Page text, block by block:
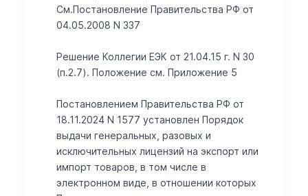
См.Постановление Правительства РФ от
04.05.2008 N 337
Решение Коллегии ЕЭК от 21.04.15 г. N 30
(п.2.7). Положение см. Приложение 5
Постановлением Правительства РФ от
18.11.2024 N 1577 установлен Порядок
выдачи генеральных, разовых и
исключительных лицензий на экспорт или
импорт товаров, в том числе в
электронном виде, в отношении которых